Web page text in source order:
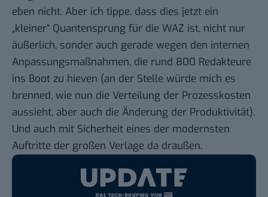
eben nicht. Aber ich tippe, dass dies jetzt ein
„kleiner“ Quantensprung für die WAZ ist, nicht nur
äußerlich, sonder auch gerade wegen den internen
Anpassungsmaßnahmen, die rund 800 Redakteure
ins Boot zu hieven (an der Stelle würde mich es
brenned, wie nun die Verteilung der Prozesskosten
aussieht, aber auch die Änderung der Produktivität).
Und auch mit Sicherheit eines der modernsten
Auftritte der großen Verlage da draußen.